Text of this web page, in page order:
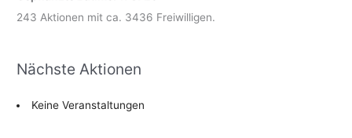
243 Aktionen mit ca. 3436 Freiwilligen.
Nächste Aktionen
Keine Veranstaltungen